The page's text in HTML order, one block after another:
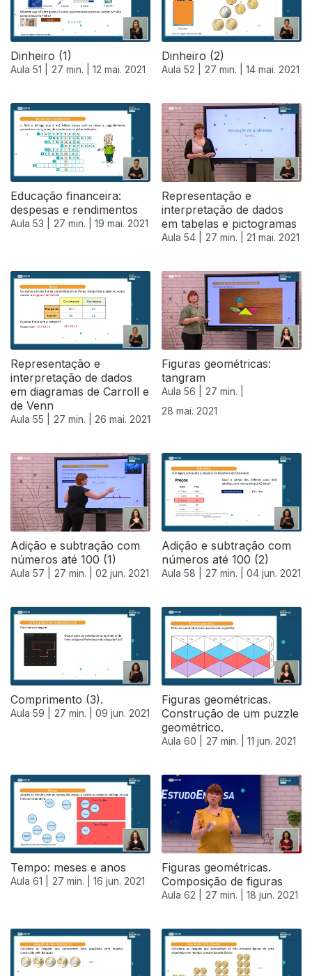
Dinheiro (1)
Aula 51 | 27 min. | 12 mai. 2021
Dinheiro (2)
Aula 52 | 27 min. | 14 mai. 2021
Educação financeira:
despesas e rendimentos
Aula 53 | 27 min. | 19 mai. 2021
Representação e
interpretação de dados
em tabelas e pictogramas
Aula 54 | 27 min. | 21 mai. 2021
Representação e
interpretação de dados
em diagramas de Carroll e
de Venn
Aula 55 | 27 min. | 26 mai. 2021
Figuras geométricas:
tangram
Aula 56 |
27 min. |
28 mai. 2021
Adição e subtração com
números até 100 (1)
Aula 57 | 27 min. | 02 jun. 2021
Adição e subtração com
números até 100 (2)
Aula 58 | 27 min. | 04 jun. 2021
Comprimento (3).
Aula 59 | 27 min. | 09 jun. 2021
Figuras geométricas.
Construção de um puzzle
geométrico.
Aula 60 | 27 min. | 11 jun. 2021
550505
Tempo: meses e anos
Aula 61 | 27 min. | 16 jun. 2021
Figuras geométricas.
Composição de figuras
Aula 62 | 27 min. | 18 jun. 2021